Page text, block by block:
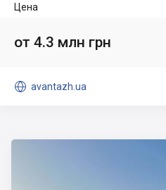
Цена
от 4.3 млн грн
 avantazh.ua